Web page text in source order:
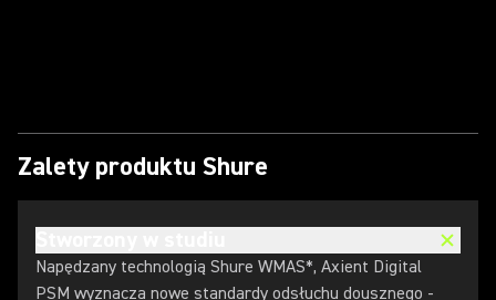
Zalety produktu Shure
Napędzany technologią Shure WMAS*, Axient Digital
PSM wyznacza nowe standardy odsłuchu dousznego -